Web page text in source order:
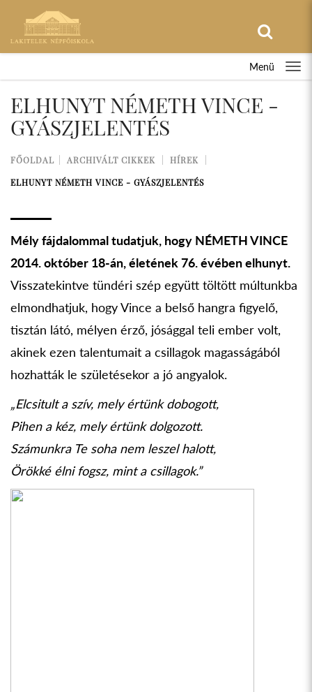
Menü
ELHUNYT NÉMETH VINCE -
GYÁSZJELENTÉS
FŐOLDAL ARCHIVÁLT CIKKEK
HÍREK
ELHUNYT NÉMETH VINCE - GYÁSZJELENTÉS
Mély fájdalommal tudatjuk, hogy NÉMETH VINCE
2014. október 18-án, életének 76. évében elhunyt.
Visszatekintve tündéri szép együtt töltött múltunkba
elmondhatjuk, hogy Vince a belső hangra figyelő,
tisztán látó, mélyen érző, jósággal teli ember volt,
akinek ezen talentumait a csillagok magasságából
hozhatták le születésekor a jó angyalok.
„Elcsitult a szív, mely értünk dobogott,
Pihen a kéz, mely értünk dolgozott.
Számunkra Te soha nem leszel halott,
Örökké élni fogsz, mint a csillagok.”